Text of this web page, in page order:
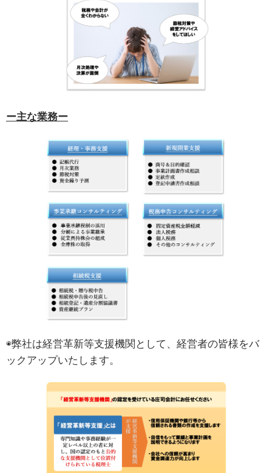
ー主な業務ー
◉弊社は経営革新等支援機関として、経営者の皆様をバ
ックアップいたします。